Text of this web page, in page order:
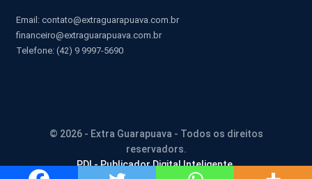
Email: contato@extraguarapuava.com.br
financeiro@extraguarapuava.com.br
Telefone: (42) 9 9997-5690
© 2026 - Extra Guarapuava - Todos os direitos
reservadors.
PDI - Publicador Digital Inteligente.